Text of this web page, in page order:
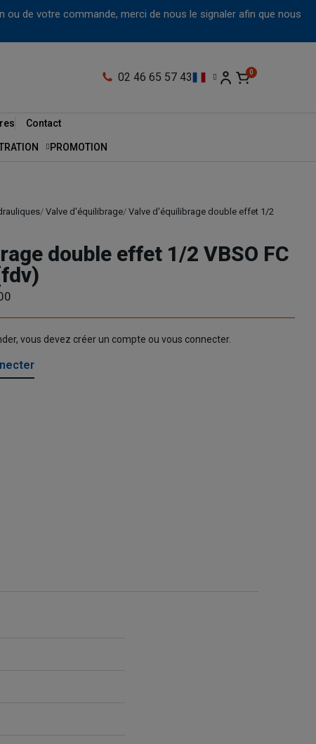
de votre commande, merci de nous le signaler afin que nous
02 46 65 57 43
Contact
PROMOTION
Valve d'équilibrage Valve d'équilibrage double effet 1/2
double effet 1/2 VBSO FC
vous devez créer un compte ou vous connecter.